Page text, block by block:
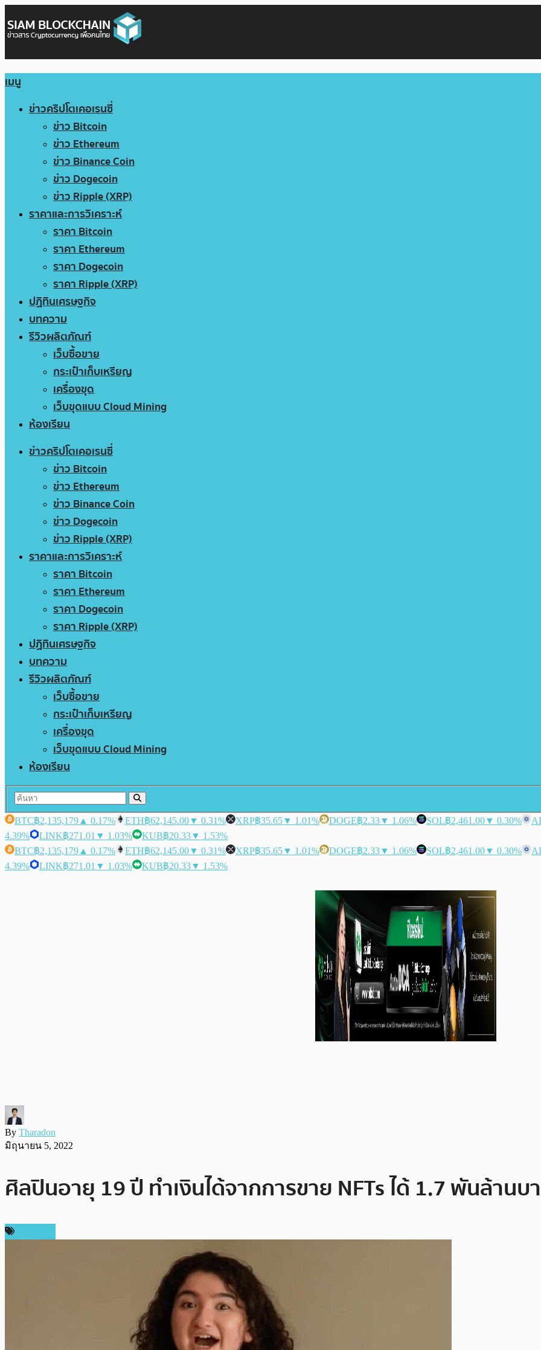
เมนู
ข่าวคริปโตเคอเรนซี่
ข่าว Bitcoin
ข่าว Ethereum
ข่าว Binance Coin
ข่าว Dogecoin
ข่าว Ripple (XRP)
ราคาและการวิเคราะห์
ราคา Bitcoin
ราคา Ethereum
ราคา Dogecoin
ราคา Ripple (XRP)
ปฏิทินเศรษฐกิจ
บทความ
รีวิวผลิตภัณฑ์
เว็บซื้อขาย
กระเป๋าเก็บเหรียญ
เครื่องขุด
เว็บขุดแบบ Cloud Mining
ห้องเรียน
ข่าวคริปโตเคอเรนซี่
ข่าว Bitcoin
ข่าว Ethereum
ข่าว Binance Coin
ข่าว Dogecoin
ข่าว Ripple (XRP)
ราคาและการวิเคราะห์
ราคา Bitcoin
ราคา Ethereum
ราคา Dogecoin
ราคา Ripple (XRP)
ปฏิทินเศรษฐกิจ
บทความ
รีวิวผลิตภัณฑ์
เว็บซื้อขาย
กระเป๋าเก็บเหรียญ
เครื่องขุด
เว็บขุดแบบ Cloud Mining
ห้องเรียน
BTC฿2,135,179 ▲ 0.17% ETH฿62,145.00▼ 0.31% XRP฿35.65▼ 1.01% DOGE฿2.33▼ 1.06% SOL฿2,461.00▼ 0.30%
4.39%
LINK฿271.01 ▼ 1.03% KUB฿20.33▼ 1.53%
BTC฿2,135,179 ▲ 0.17% ETH฿62,145.00▼ 0.31% XRP฿35.65▼ 1.01% DOGE฿2.33▼ 1.06% SOL฿2,461.00▼ 0.30%
4.39%
LINK฿271.01 ▼ 1.03% KUB฿20.33▼ 1.53%
By Tharadon
มิถุนายน 5, 2022
ศิลปินอายุ 19 ปี ทำเงินได้จากการขาย NFTs ได้ 1.7 พันล้านบ